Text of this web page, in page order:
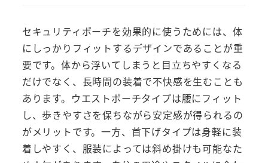
セキュリティポーチを効果的に使うためには、体
にしっかりフィットするデザインであることが重
要です。体から浮いてしまうと目立ちやすくなる
だけでなく、長時間の装着で不快感を生むことも
あります。ウエストポーチタイプは腰にフィット
し、歩きやすさを保ちながら安定感が得られるの
がメリットです。一方、首下げタイプは身軽に装
着しやすく、服装によっては斜め掛けも可能なた